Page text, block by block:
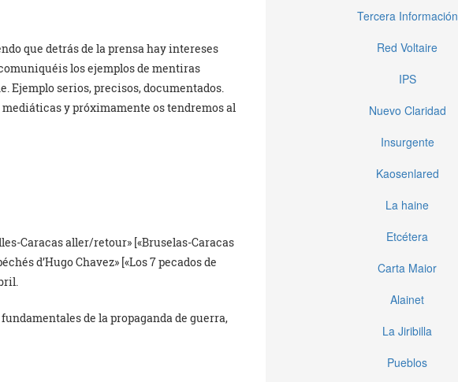
que detrás de la prensa hay intereses
los ejemplos de mentiras
Ejemplo serios, precisos, documentados.
y próximamente os tendremos al
Caracas aller/retour» [«Bruselas-Caracas
d’Hugo Chavez» [«Los 7 pecados de
de la propaganda de guerra,
Tercera Información
Red Voltaire
IPS
Nuevo Claridad
Insurgente
Kaosenlared
La haine
Etcétera
Carta Maior
Alainet
La Jiribilla
Pueblos